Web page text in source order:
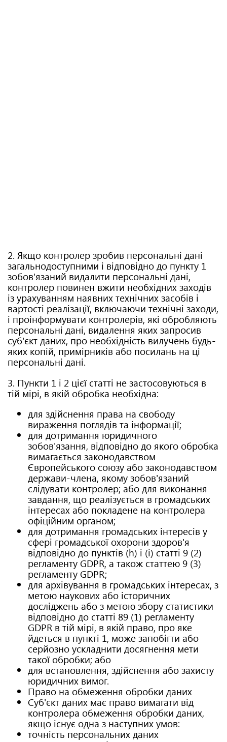
2. Якщо контролер зробив персональні дані
загальнодоступними і відповідно до пункту 1
зобов'язаний видалити персональні дані,
контролер повинен вжити необхідних заходів
із урахуванням наявних технічних засобів і
вартості реалізації, включаючи технічні заходи,
і проінформувати контролерів, які обробляють
персональні дані, видалення яких запросив
суб'єкт даних, про необхідність вилучень будь-
яких копій, примірників або посилань на ці
персональні дані.
3. Пункти 1 і 2 цієї статті не застосовуються в
тій мірі, в якій обробка необхідна:
для здійснення права на свободу
вираження поглядів та інформації;
для дотримання юридичного
зобов'язання, відповідно до якого обробка
вимагається законодавством
Європейського союзу або законодавством
держави-члена, якому зобов'язаний
слідувати контролер; або для виконання
завдання, що реалізується в громадських
інтересах або покладене на контролера
офіційним органом;
для дотримання громадських інтересів у
сфері громадської охорони здоров'я
відповідно до пунктів (h) і (i) статті 9 (2)
регламенту GDPR, а також статтею 9 (3)
регламенту GDPR;
для архівування в громадських інтересах, з
метою наукових або історичних
досліджень або з метою збору статистики
відповідно до статті 89 (1) регламенту
GDPR в тій мірі, в якій право, про яке
йдеться в пункті 1, може запобігти або
серйозно ускладнити досягнення мети
такої обробки; або
для встановлення, здійснення або захисту
юридичних вимог.
Право на обмеження обробки даних
Суб'єкт даних має право вимагати від
контролера обмеження обробки даних,
якщо існує одна з наступних умов:
точність персональних даних